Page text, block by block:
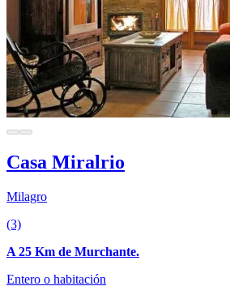
Casa Miralrio
Milagro
(3)
A 25 Km de Murchante.
Entero o habitación